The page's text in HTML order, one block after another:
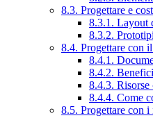
8.3. Progettare e
8.3.1. Layout
8.3.2.
8.4. Progettare con
8.4.1.
8.4.2.
8.4.3. Risorse
8.4.4. Come
8.5. Progettare con